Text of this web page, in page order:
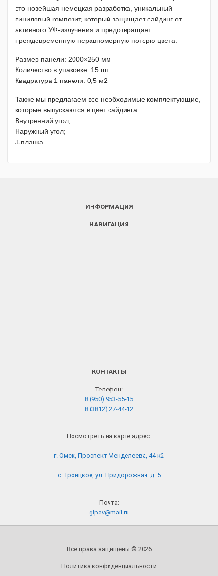
это новейшая немецкая разработка, уникальный
виниловый композит, который защищает сайдинг от
активного УФ-излучения и предотвращает
преждевременную неравномерную потерю цвета.
Размер панели: 2000×250 мм
Количество в упаковке: 15 шт.
Квадратура 1 панели: 0,5 м2
Также мы предлагаем все необходимые комплектующие,
которые выпускаются в цвет сайдинга:
Внутренний угол;
Наружный угол;
J-планка.
ИНФОРМАЦИЯ
НАВИГАЦИЯ
КОНТАКТЫ
Телефон:
8 (950) 953-55-15
8 (3812) 27-44-12
Посмотреть на карте адрес:
г. Омск, Проспект Менделеева, 44 к2
с. Троицкое, ул. Придорожная. д. 5
Почта:
glpav@mail.ru
Все права защищены © 2026
Политика конфиденциальности